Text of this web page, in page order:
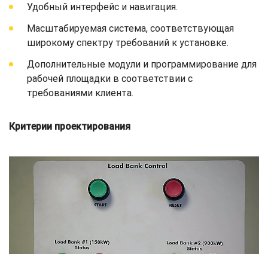
Удобный интерфейс и навигация.
Масштабируемая система, соответствующая
широкому спектру требований к установке.
Дополнительные модули и программирование для
рабочей площадки в соответствии с
требованиями клиента.
Критерии проектирования